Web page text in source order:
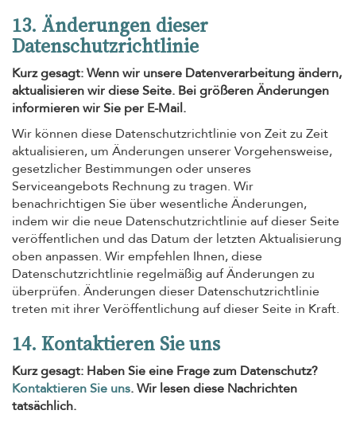
13. Änderungen dieser
Datenschutzrichtlinie
Kurz gesagt: Wenn wir unsere Datenverarbeitung ändern,
aktualisieren wir diese Seite. Bei größeren Änderungen
informieren wir Sie per E-Mail.
Wir können diese Datenschutzrichtlinie von Zeit zu Zeit
aktualisieren, um Änderungen unserer Vorgehensweise,
gesetzlicher Bestimmungen oder unseres
Serviceangebots Rechnung zu tragen. Wir
benachrichtigen Sie über wesentliche Änderungen,
indem wir die neue Datenschutzrichtlinie auf dieser Seite
veröffentlichen und das Datum der letzten Aktualisierung
oben anpassen. Wir empfehlen Ihnen, diese
Datenschutzrichtlinie regelmäßig auf Änderungen zu
überprüfen. Änderungen dieser Datenschutzrichtlinie
treten mit ihrer Veröffentlichung auf dieser Seite in Kraft.
14. Kontaktieren Sie uns
Kurz gesagt: Haben Sie eine Frage zum Datenschutz?
Kontaktieren Sie uns. Wir lesen diese Nachrichten
tatsächlich.